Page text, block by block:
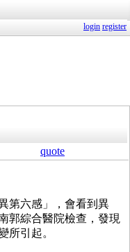
login register
quote
第六感」，會看到異
郭綜合醫院檢查，發現
所引起。